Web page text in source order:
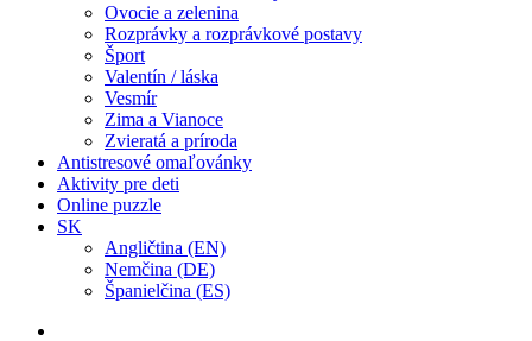
Ovocie a zelenina
Rozprávky a rozprávkové postavy
Šport
Valentín / láska
Vesmír
Zima a Vianoce
Zvieratá a príroda
Antistresové omaľovánky
Aktivity pre deti
Online puzzle
SK
Angličtina (EN)
Nemčina (DE)
Španielčina (ES)